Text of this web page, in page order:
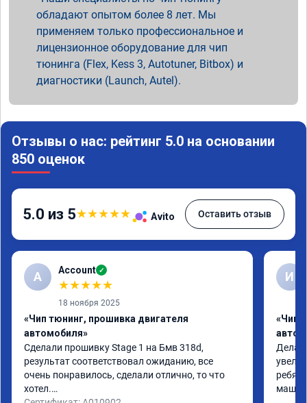
обладают опытом более 8 лет. Мы
применяем только профессиональное и
лицензионное оборудование для чип
тюнинга (Flex, Kess 3, Autotuner, Bitbox) и
диагностики (Launch, Autel).
Отзывы о нас: рейтинг 5.0 на основании
850 оценок
5.0 из 5★★★★★ Avito Оставить отзыв
A Account ✓
★★★★★
18 ноября 2025
«Чип тюнинг, прошивка двигателя
автомобиля»
Сделали прошивку Stage 1 на Бмв 318d,
результат соответствовал ожиданию, все
очень понравилось, сделали отлично, то что
хотел.
И
«Чип